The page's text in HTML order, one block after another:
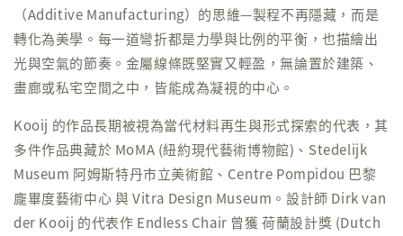
（Additive Manufacturing）的思維—製程不再隱藏，而是
轉化為美學。每一道彎折都是力學與比例的平衡，也描繪出
光與空氣的節奏。金屬線條既堅實又輕盈，無論置於建築、
畫廊或私宅空間之中，皆能成為凝視的中心。
Kooij 的作品長期被視為當代材料再生與形式探索的代表，其
多件作品典藏於 MoMA (紐約現代藝術博物館)、Stedelijk
Museum 阿姆斯特丹市立美術館、Centre Pompidou 巴黎
龐畢度藝術中心 與 Vitra Design Museum。設計師 Dirk van
der Kooij 的代表作 Endless Chair 曾獲 荷蘭設計獎 (Dutch